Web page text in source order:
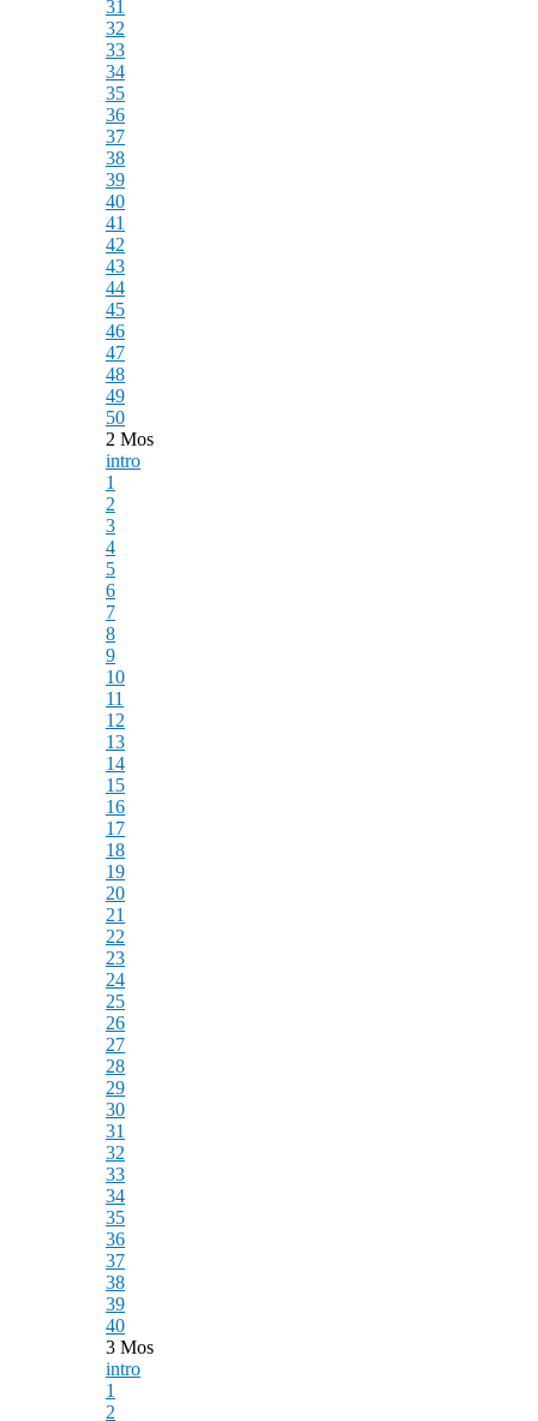
31
32
33
34
35
36
37
38
39
40
41
42
43
44
45
46
47
48
49
50
2 Mos
intro
1
2
3
4
5
6
7
8
9
10
11
12
13
14
15
16
17
18
19
20
21
22
23
24
25
26
27
28
29
30
31
32
33
34
35
36
37
38
39
40
3 Mos
intro
1
2